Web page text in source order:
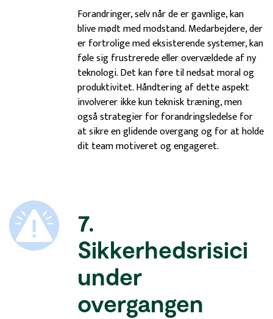
Forandringer, selv når de er gavnlige, kan
blive mødt med modstand. Medarbejdere, der
er fortrolige med eksisterende systemer, kan
føle sig frustrerede eller overvældede af ny
teknologi. Det kan føre til nedsat moral og
produktivitet. Håndtering af dette aspekt
involverer ikke kun teknisk træning, men
også strategier for forandringsledelse for
at sikre en glidende overgang og for at holde
dit team motiveret og engageret.
7.
Sikkerhedsrisici
under
overgangen